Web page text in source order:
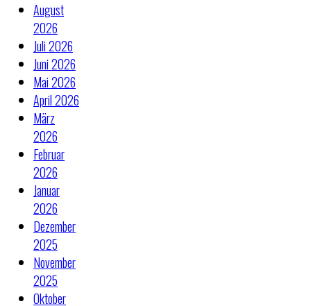
August
2026
Juli 2026
Juni 2026
Mai 2026
April 2026
März
2026
Februar
2026
Januar
2026
Dezember
2025
November
2025
Oktober